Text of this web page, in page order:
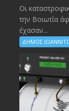
Οι
την Bοιωτία
έχασαν...
ΔΗΜΟΣ